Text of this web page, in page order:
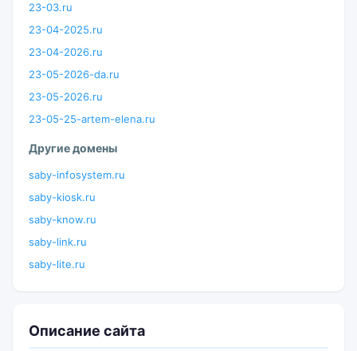
23-03.ru
23-04-2025.ru
23-04-2026.ru
23-05-2026-da.ru
23-05-2026.ru
23-05-25-artem-elena.ru
Другие домены
saby-infosystem.ru
saby-kiosk.ru
saby-know.ru
saby-link.ru
saby-lite.ru
Описание сайта